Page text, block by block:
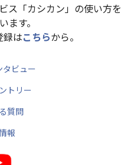
ス「カシカン」の使い方を
ます。
録はこちらから。
タビュー
トリー
質問
報